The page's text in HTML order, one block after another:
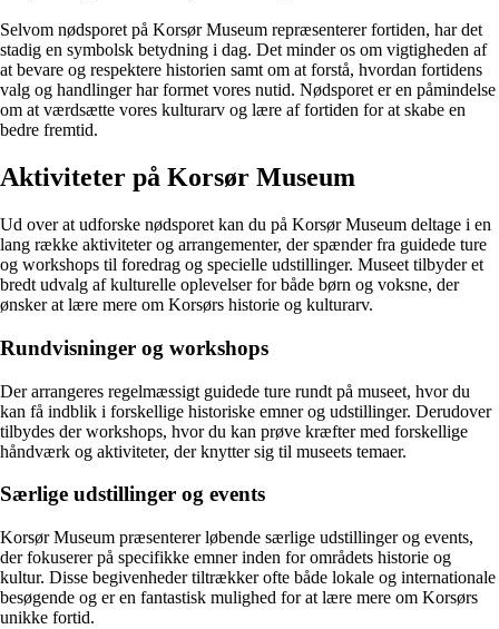
Selvom nødsporet på Korsør Museum repræsenterer fortiden, har det
stadig en symbolsk betydning i dag. Det minder os om vigtigheden af
at bevare og respektere historien samt om at forstå, hvordan fortidens
valg og handlinger har formet vores nutid. Nødsporet er en påmindelse
om at værdsætte vores kulturarv og lære af fortiden for at skabe en
bedre fremtid.
Aktiviteter på Korsør Museum
Ud over at udforske nødsporet kan du på Korsør Museum deltage i en
lang række aktiviteter og arrangementer, der spænder fra guidede ture
og workshops til foredrag og specielle udstillinger. Museet tilbyder et
bredt udvalg af kulturelle oplevelser for både børn og voksne, der
ønsker at lære mere om Korsørs historie og kulturarv.
Rundvisninger og workshops
Der arrangeres regelmæssigt guidede ture rundt på museet, hvor du
kan få indblik i forskellige historiske emner og udstillinger. Derudover
tilbydes der workshops, hvor du kan prøve kræfter med forskellige
håndværk og aktiviteter, der knytter sig til museets temaer.
Særlige udstillinger og events
Korsør Museum præsenterer løbende særlige udstillinger og events,
der fokuserer på specifikke emner inden for områdets historie og
kultur. Disse begivenheder tiltrækker ofte både lokale og internationale
besøgende og er en fantastisk mulighed for at lære mere om Korsørs
unikke fortid.